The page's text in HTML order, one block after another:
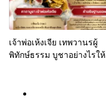
เจ้าพ่อเห้งเจีย เทพวานรผู้
พิทักษ์ธรรม บูชาอย่างไรให้